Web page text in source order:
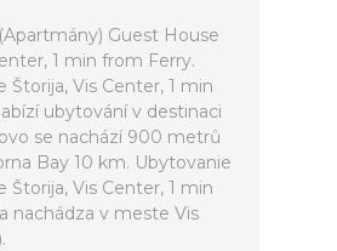
Guest House
1 min from Ferry.
Štorija, Vis Center, 1 min
ubytování v destinaci
se nachází 900 metrů
Bay 10 km. Ubytovanie
Štorija, Vis Center, 1 min
nachádza v meste Vis